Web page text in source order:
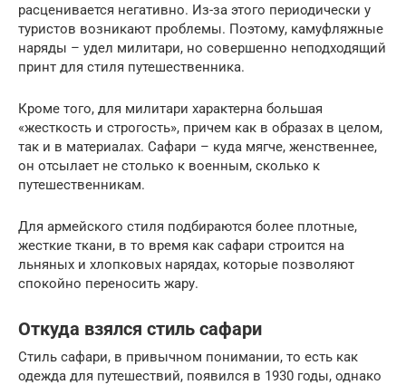
расценивается негативно. Из-за этого периодически у
туристов возникают проблемы. Поэтому, камуфляжные
наряды – удел милитари, но совершенно неподходящий
принт для стиля путешественника.
Кроме того, для милитари характерна большая
«жесткость и строгость», причем как в образах в целом,
так и в материалах. Сафари – куда мягче, женственнее,
он отсылает не столько к военным, сколько к
путешественникам.
Для армейского стиля подбираются более плотные,
жесткие ткани, в то время как сафари строится на
льняных и хлопковых нарядах, которые позволяют
спокойно переносить жару.
Откуда взялся стиль сафари
Стиль сафари, в привычном понимании, то есть как
одежда для путешествий, появился в 1930 годы, однако